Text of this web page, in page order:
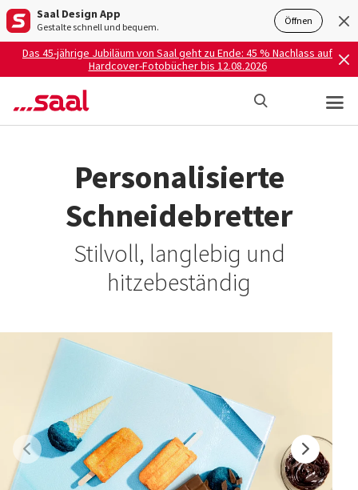
Saal Design App
Gestalte schnell und bequem. Öffnen
Das 45-jährige Jubiläum von Saal geht zu Ende: 45 % Nachlass auf
Hardcover-Fotobücher bis 12.08.2026
Personalisierte
Schneidebretter
Stilvoll, langlebig und
hitzebeständig